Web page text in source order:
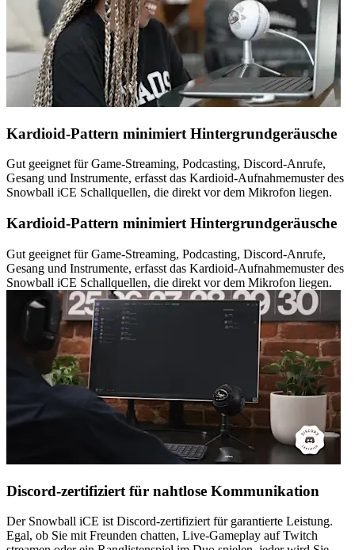
Kardioid-Pattern minimiert Hintergrundgeräusche
Gut geeignet für Game-Streaming, Podcasting, Discord-Anrufe,
Gesang und Instrumente, erfasst das Kardioid-Aufnahmemuster des
Snowball iCE Schallquellen, die direkt vor dem Mikrofon liegen.
Kardioid-Pattern minimiert Hintergrundgeräusche
Gut geeignet für Game-Streaming, Podcasting, Discord-Anrufe,
Gesang und Instrumente, erfasst das Kardioid-Aufnahmemuster des
Snowball iCE Schallquellen, die direkt vor dem Mikrofon liegen.
Discord-zertifiziert für nahtlose Kommunikation
Der Snowball iCE ist Discord-zertifiziert für garantierte Leistung.
Egal, ob Sie mit Freunden chatten, Live-Gameplay auf Twitch